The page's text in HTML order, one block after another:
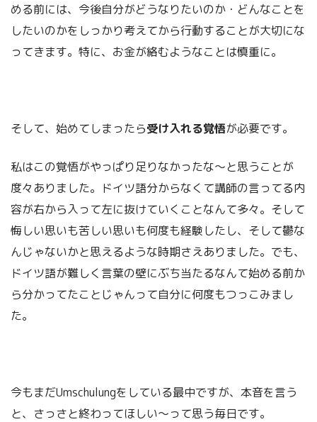
める前には、今後自分がどうなりたいのか・どんなことを
したいのかをしっかり考えてから行動することが大切にな
ってきます。特に、お金が絡むようなことは慎重に。
そして、始めてしまったら受け入れる覚悟が必要です。
私はこの覚悟がやっぱり足りなかったな～と思うことが
度々ありました。ドイツ語分からなくて講師の言ってる内
容が右から入って左に抜けていくことなんて多々。そして
悔しい思いも苦しい思いも何度も経験したし、そして鬱な
んじゃないかと思えるような時期さえありました。でも、
ドイツ語が難しく言葉の壁にぶち当たるなんて始める前か
ら分かってたことじゃんって自分に何度もつっこみまし
た。
今もまだUmschulungをしている最中ですが、本音を言う
と、さっさと終わってほしい～って思う毎日です。